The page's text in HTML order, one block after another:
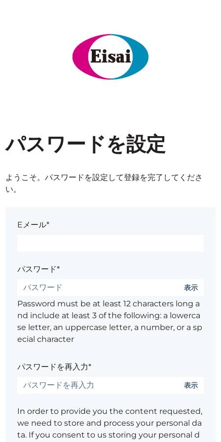
パスワードを設定
ようこそ。パスワードを設定して登録を完了してくださ
い。
Eメール*
パスワード*
表示
Password must be at least 12 characters long a
nd include at least 3 of the following: a lowerca
se letter, an uppercase letter, a number, or a sp
ecial character
パスワードを再入力*
表示
In order to provide you the content requested,
we need to store and process your personal da
ta. If you consent to us storing your personal d